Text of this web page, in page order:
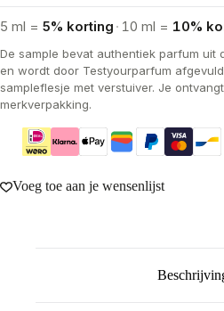
5 ml = 5% korting · 10 ml = 10%
De sample bevat authentiek parfum uit
en wordt door Testyourparfum
sampleflesje met verstuiver. Je
merkverpakking.
Voeg toe aan je wensenlijst